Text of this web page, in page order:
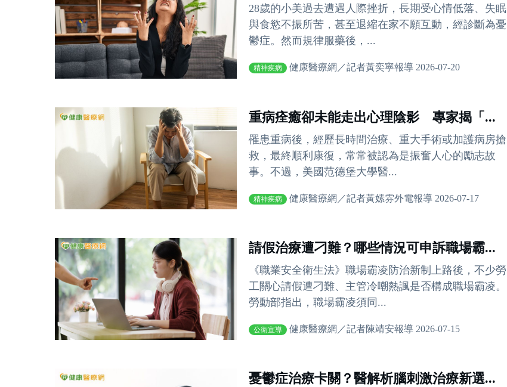
28歲的小美過去遭遇人際挫折，長期受心情低落、失眠
與食慾不振所苦，甚至退縮在家不願互動，經診斷為憂
鬱症。然而規律服藥後，...
精神疾病 健康醫療網／記者黃奕寧報導 2026-07-20
重病痊癒卻未能走出心理陰影 專家揭「...
罹患重病後，經歷長時間治療、重大手術或加護病房搶
救，最終順利康復，常常被認為是振奮人心的勵志故
事。不過，美國范德堡大學醫...
精神疾病 健康醫療網／記者黃嫊雰外電報導 2026-07-17
請假治療遭刁難？哪些情況可申訴職場霸...
《職業安全衛生法》職場霸凌防治新制上路後，不少勞
工關心請假遭刁難、主管冷嘲熱諷是否構成職場霸凌。
勞動部指出，職場霸凌須同...
公衛宣導 健康醫療網／記者陳靖安報導 2026-07-15
憂鬱症治療卡關？醫解析腦刺激治療新選...